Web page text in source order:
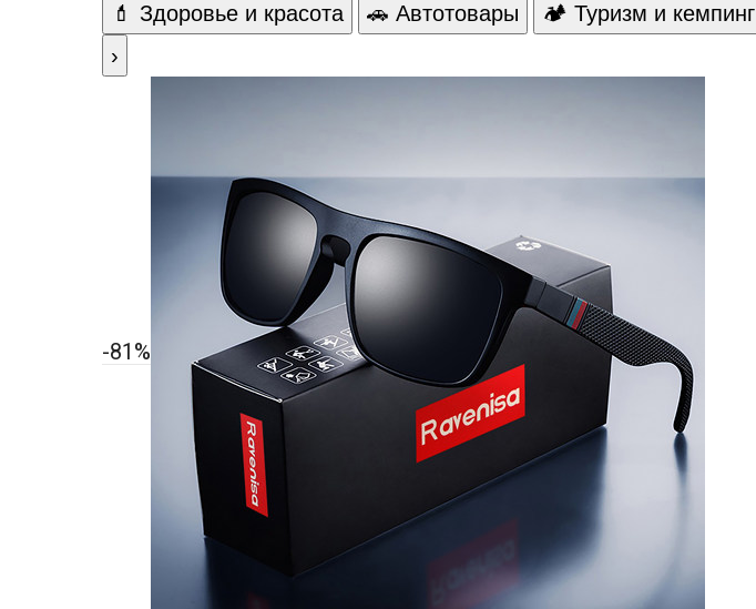
💄 Здоровье и красота
🚗 Автотовары
🏕️ Туризм и кемпинг
›
-81%